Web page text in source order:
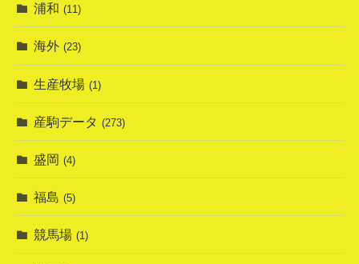
浦和 (11)
海外 (23)
生産牧場 (1)
産駒データ (273)
盛岡 (4)
福島 (5)
競馬場 (1)